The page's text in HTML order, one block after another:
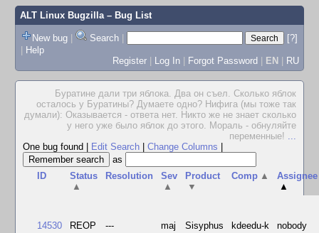
ALT Linux Bugzilla– Bug List
New bug | Search |
[?]
| Help
Register | Log In | Forgot Password | EN | RU
Буратине дали три яблока. Два он съел. Сколько яблок
осталось у Буратины? Думаете одно? Hифига (мы тоже так
думали): Оказывается - ответа нет. Hикто же не знает сколько
у него уже было яблок до этого. Мораль - обнуляйте
переменные! ...
One bug found
Edit Search Change Columns
as
ID
Status
▲
Resolution
Sev
▲
Product
▼
Comp ▲
Assignee
▲
14530 REOP --- maj Sisyphus kdeedu-k nobody